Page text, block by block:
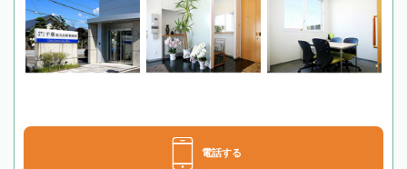
電話する